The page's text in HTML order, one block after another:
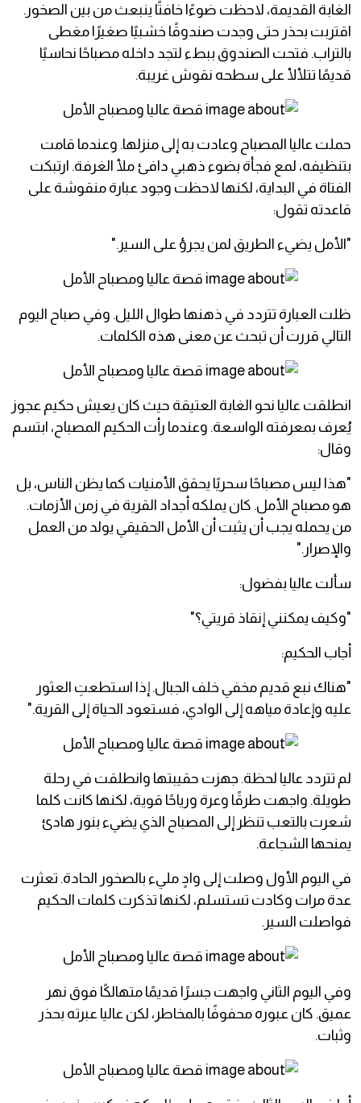
الغابة القديمة، لاحظت ضوءًا خافتًا ينبعث من بين الصخور.
اقتربت بحذر حتى وجدت صندوقًا خشبيًا صغيرًا مغطى
بالتراب. فتحت الصندوق ببطء لتجد داخله مصباحًا نحاسيًا
قديمًا تتلألأ على سطحه نقوش غريبة.
حملت عاليا المصباح وعادت به إلى منزلها. وعندما قامت
بتنظيفه، لمع فجأة بضوء ذهبي دافئ ملأ الغرفة. ارتبكت
الفتاة في البداية، لكنها لاحظت وجود عبارة منقوشة على
قاعدته تقول:
"الأمل يضيء الطريق لمن يجرؤ على السير."
ظلت العبارة تتردد في ذهنها طوال الليل. وفي صباح اليوم
التالي قررت أن تبحث عن معنى هذه الكلمات.
انطلقت عاليا نحو الغابة العتيقة حيث كان يعيش حكيم عجوز
يُعرف بمعرفته الواسعة. وعندما رأت الحكيم المصباح، ابتسم
وقال:
"هذا ليس مصباحًا سحريًا يحقق الأمنيات كما يظن الناس، بل
هو مصباح الأمل. كان يملكه أجداد القرية في زمن الأزمات.
من يحمله يجب أن يثبت أن الأمل الحقيقي يولد من العمل
والإصرار."
سألت عاليا بفضول:
"وكيف يمكنني إنقاذ قريتي؟"
أجاب الحكيم:
"هناك نبع قديم مخفي خلف الجبال. إذا استطعتِ العثور
عليه وإعادة مياهه إلى الوادي، فستعود الحياة إلى القرية."
لم تتردد عاليا لحظة. جهزت حقيبتها وانطلقت في رحلة
طويلة. واجهت طرقًا وعرة ورياحًا قوية، لكنها كانت كلما
شعرت بالتعب تنظر إلى المصباح الذي يضيء بنور هادئ
يمنحها الشجاعة.
في اليوم الأول وصلت إلى وادٍ مليء بالصخور الحادة. تعثرت
عدة مرات وكادت تستسلم، لكنها تذكرت كلمات الحكيم
فواصلت السير.
وفي اليوم الثاني واجهت جسرًا قديمًا متهالكًا فوق نهر
عميق. كان عبوره محفوفًا بالمخاطر، لكن عاليا عبرته بحذر
وثبات.